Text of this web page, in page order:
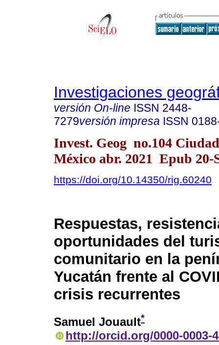
Investigaciones
versión On-line ISSN 2448-
7279versión impresa ISSN
Invest. Geog no.104
México abr. 2021 Epub 20-
https://doi.org/10.14350/rig.60240
Respuestas,
oportunidades del
comunitario en la
Yucatán frente al
crisis recurrentes
Samuel Jouault*
http://orcid.org/0000-0003-